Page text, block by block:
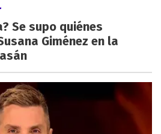
Se supo quiénes
Giménez en la